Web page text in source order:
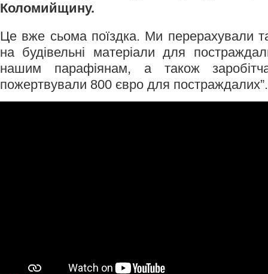
Коломийщину.
Це вже сьома поїздка. Ми перерахували
на будівельні матеріали для
нашим парафіянам, а також
пожертвували 800 євро для постраждалих”.